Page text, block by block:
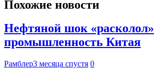
Похожие новости
Нефтяной шок «расколол»
промышленность Китая
Рамблер3 месяца спустя 0